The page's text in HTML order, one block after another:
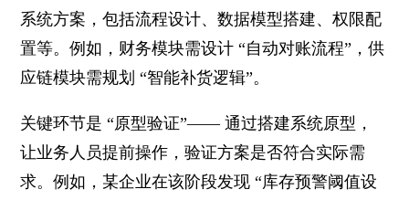
系统方案，包括流程设计、数据模型搭建、权限配
置等。例如，财务模块需设计 “自动对账流程”，供
应链模块需规划 “智能补货逻辑”。
关键环节是 “原型验证”—— 通过搭建系统原型，
让业务人员提前操作，验证方案是否符合实际需
求。例如，某企业在该阶段发现 “库存预警阈值设